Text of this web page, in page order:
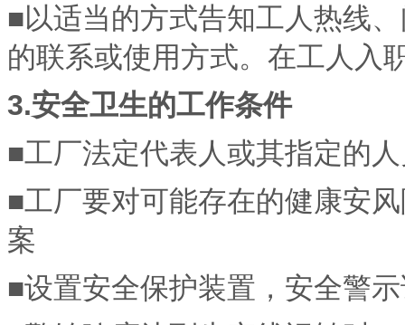
■以适当的方式告知工人热线
的联系或使用方式。在工人入
3.安全卫生的工作条件
■工厂法定代表人或其指定的
■工厂要对可能存在的健康安
案
■设置安全保护装置，安全警